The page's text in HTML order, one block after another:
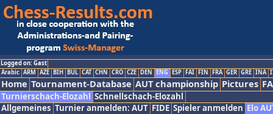
Logged on: Gast
Arabic ARM AZE BIH BUL CAT CHN CRO CZE DEN ENG ESP FAI FIN FRA GER GRE INA
Home Tournament-Database AUT championship Pictures
Turnierschach-Elozahl Schnellschach-Elozahl
Allgemeines Turnier anmelden: AUT FIDE Spieler anmelden Elo